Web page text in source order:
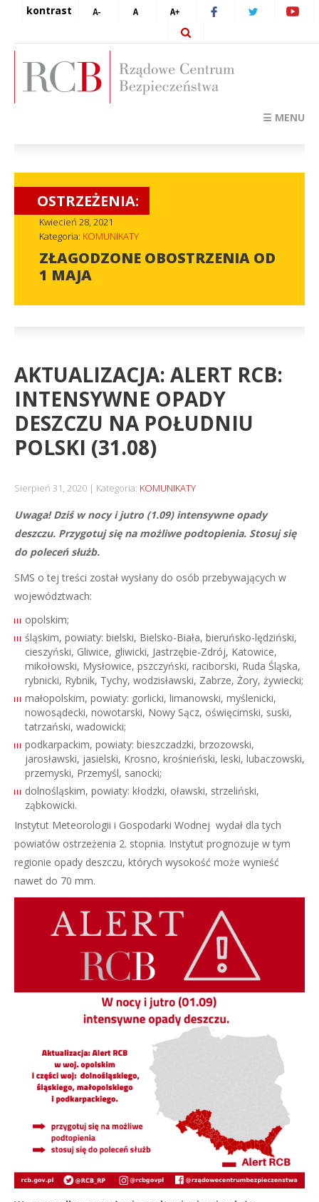
kontrast
☰ MENU
OSTRZEŻENIA:
Kwiecień 28, 2021
Kategoria: KOMUNIKATY
ZŁAGODZONE OBOSTRZENIA OD
1 MAJA
AKTUALIZACJA: ALERT RCB:
INTENSYWNE OPADY
DESZCZU NA POŁUDNIU
POLSKI (31.08)
Sierpień 31, 2020 Kategoria: KOMUNIKATY
Uwaga! Dziś w nocy i jutro (1.09) intensywne opady
deszczu. Przygotuj się na możliwe podtopienia. Stosuj się
do poleceń służb.
SMS o tej treści został wysłany do osób przebywających w
województwach:
opolskim;
śląskim, powiaty: bielski, Bielsko-Biała, bieruńsko-lędziński,
cieszyński, Gliwice, gliwicki, Jastrzębie-Zdrój, Katowice,
mikołowski, Mysłowice, pszczyński, raciborski, Ruda Śląska,
rybnicki, Rybnik, Tychy, wodzisławski, Zabrze, Żory, żywiecki;
małopolskim, powiaty: gorlicki, limanowski, myślenicki,
nowosądecki, nowotarski, Nowy Sącz, oświęcimski, suski,
tatrzański, wadowicki;
podkarpackim, powiaty: bieszczadzki, brzozowski,
jarosławski, jasielski, Krosno, krośnieński, leski, lubaczowski,
przemyski, Przemyśl, sanocki;
dolnośląskim, powiaty: kłodzki, oławski, strzeliński,
ząbkowicki.
Instytut Meteorologii i Gospodarki Wodnej wydał dla tych
powiatów ostrzeżenia 2. stopnia. Instytut prognozuje w tym
regionie opady deszczu, których wysokość może wynieść
nawet do 70 mm.